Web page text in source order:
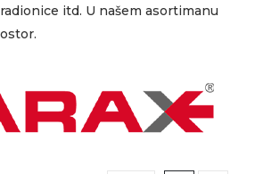
itd. U našem asortimanu